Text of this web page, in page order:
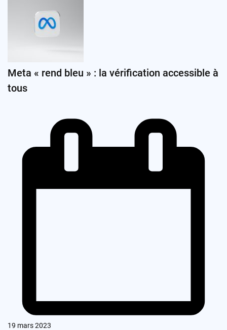
Meta « rend bleu » : la vérification accessible à
tous
19 mars 2023